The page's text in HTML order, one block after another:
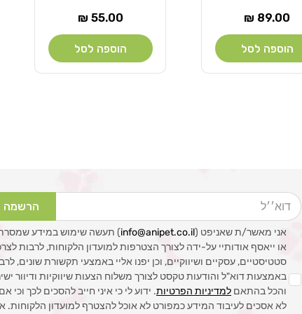
מחיר
89.00 ₪
הוספה לסל
מחיר
55.00 ₪
הוספה לסל
דוא׳׳ל הרשמה
אני מאשר/ת שאניפט (info@anipet.co.il) תעשה שימוש במידע
או ייאסף אודותיי על-ידה לצורך הצטרפות למועדון הלקוחות, לרבות
סטטיסטיים, עסקיים ושיווקיים, וכן יפנו אליי באמצעי תקשורת שונים,
באמצעות דוא"ל והודעות טקסט לצורך משלוח הצעות שיווקיות ודיוור
והכל בהתאם למדיניות הפרטיות. ידוע לי כי איני חייב להסכים לכך וכי אם
לא אסכים לעיבוד המידע כמפורט לא אוכל להצטרף למועדון הלקוחות.